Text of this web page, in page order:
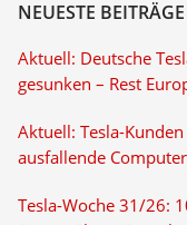
NEUESTE BEITRÄGE
Aktuell: Deutsche
gesunken – Rest
Aktuell: Tesla-
ausfallende
Tesla-Woche 31/26: